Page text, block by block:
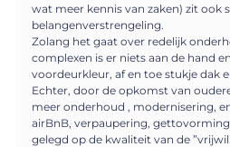
wat meer kennis van zaken) zit ook
belangenverstrengeling.
Zolang het gaat over redelijk
complexen is er niets aan de hand
voordeurkleur, af en toe stukje dak
Echter, door de opkomst van
meer onderhoud , modernisering,
airBnB, verpaupering,
gelegd op de kwaliteit van de